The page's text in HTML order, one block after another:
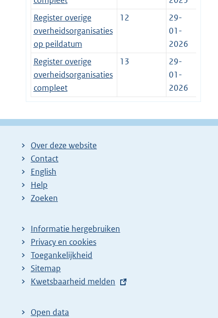
Register overige
overheidsorganisaties
op peildatum
12
29-
01-
2026
Register overige
overheidsorganisaties
compleet
13
29-
01-
2026
Over deze website
Contact
English
Help
Zoeken
Informatie hergebruiken
Privacy en cookies
Toegankelijkheid
Sitemap
E
t
Kwetsbaarheid melden
Open data